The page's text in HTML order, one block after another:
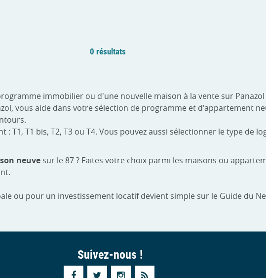
0 résultats
immobilier ou d'une nouvelle maison à la vente sur Panazol
vous aide dans votre sélection de programme et d'appartement
T1, T1 bis, T2, T3 ou T4. Vous pouvez aussi sélectionner le type de
neuve sur le 87 ? Faites votre choix parmi les maisons ou
ou pour un investissement locatif devient simple sur le Guide du
Suivez-nous !